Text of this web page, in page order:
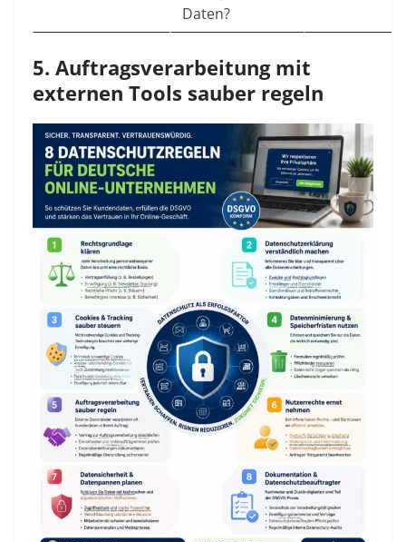
Daten?
5. Auftragsverarbeitung mit
externen Tools sauber regeln